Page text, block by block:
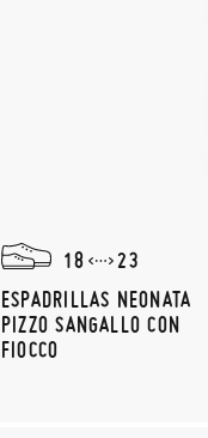
18
23
ESPADRILLAS NEONATA
PIZZO SANGALLO CON
FIOCCO